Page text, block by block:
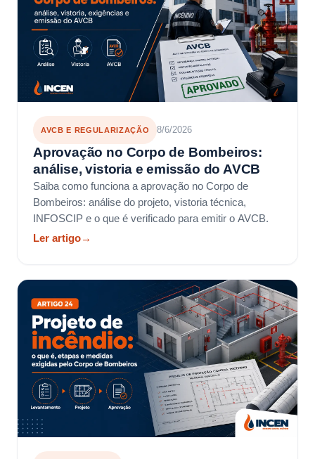
AVCB E REGULARIZAÇÃO 8/6/2026
Aprovação no Corpo de Bombeiros:
análise, vistoria e emissão do AVCB
Saiba como funciona a aprovação no Corpo de
Bombeiros: análise do projeto, vistoria técnica,
INFOSCIP e o que é verificado para emitir o AVCB.
Ler artigo→